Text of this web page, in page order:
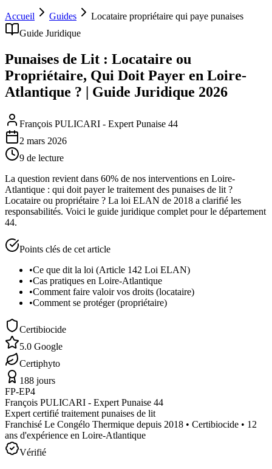
Accueil Guides
Locataire propriétaire qui paye punaises
Guide Juridique
Punaises de Lit : Locataire ou
Propriétaire, Qui Doit Payer en Loire-
Atlantique ? | Guide Juridique 2026
François PULICARI - Expert Punaise 44
2 mars 2026
9 de lecture
La question revient dans 60% de nos interventions en Loire-
Atlantique : qui doit payer le traitement des punaises de lit ?
Locataire ou propriétaire ? La loi ELAN de 2018 a clarifié les
responsabilités. Voici le guide juridique complet pour le département
44.
Points clés de cet article
•Ce que dit la loi (Article 142 Loi ELAN)
•Cas pratiques en Loire-Atlantique
•Comment faire valoir vos droits (locataire)
•Comment se protéger (propriétaire)
Certibiocide
5.0 Google
Certiphyto
188 jours
FP-EP4
François PULICARI - Expert Punaise 44
Expert certifié traitement punaises de lit
Franchisé Le Congélo Thermique depuis 2018 • Certibiocide • 12
ans d'expérience en Loire-Atlantique
Vérifié